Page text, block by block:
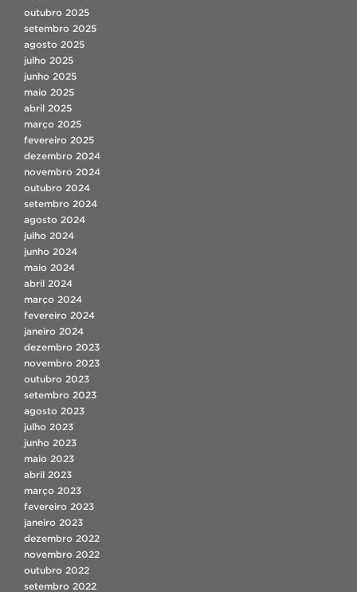
outubro 2025
setembro 2025
agosto 2025
julho 2025
junho 2025
maio 2025
abril 2025
março 2025
fevereiro 2025
dezembro 2024
novembro 2024
outubro 2024
setembro 2024
agosto 2024
julho 2024
junho 2024
maio 2024
abril 2024
março 2024
fevereiro 2024
janeiro 2024
dezembro 2023
novembro 2023
outubro 2023
setembro 2023
agosto 2023
julho 2023
junho 2023
maio 2023
abril 2023
março 2023
fevereiro 2023
janeiro 2023
dezembro 2022
novembro 2022
outubro 2022
setembro 2022